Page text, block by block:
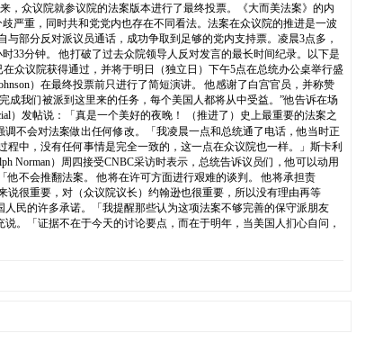
，众议院就参议院的法案版本进行了最终投票。《大而美法案》的内
严重，同时共和党党内也存在不同看法。法案在众议院的推进是一波
部分反对派议员通话，成功争取到足够的党内支持票。凌晨3点多，
33分钟。 他打破了过去众院领导人反对发言的最长时间纪录。以下是
众议院获得通过，并将于明日（独立日）下午5点在总统办公桌举行盛
）在最终投票前只进行了简短演讲。 他感谢了白宫官员，并称赞
我们被派到这里来的任务，每个美国人都将从中受益。”他告诉在场
）发帖说：「真是一个美好的夜晚！ （推进了）史上最重要的法案之
不会对法案做出任何修改。「我凌晨一点和总统通了电话，他当时正
中，没有任何事情是完全一致的，这一点在众议院也一样。」斯卡利
Norman）周四接受CNBC采访时表示，总统告诉议员们，他可以动用
不会推翻法案。 他将在许可方面进行艰难的谈判。 他将承担责
很重要，对（众议院议长）约翰逊也很重要，所以没有理由再等
民的许多承诺。「我提醒那些认为这项法案不够完善的保守派朋友
。「证据不在于今天的讨论要点，而在于明年，当美国人扪心自问，